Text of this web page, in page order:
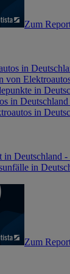
Zum
in
von
in
in
in
in Deutschland
in
Zum